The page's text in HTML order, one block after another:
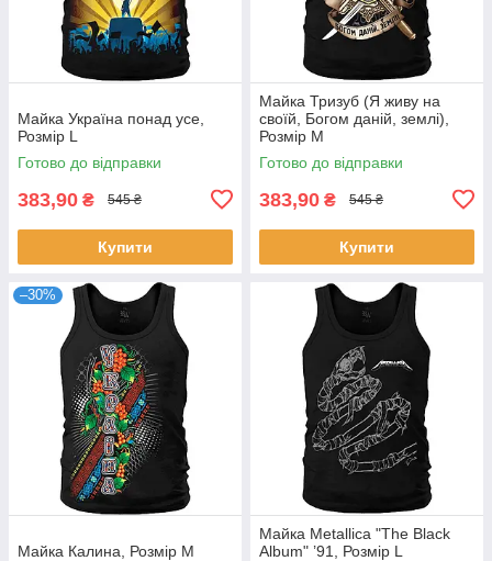
Майка Україна понад усе,
Розмір L
Готово до відправки
383,90 ₴ 545 ₴
Купити
Майка Тризуб (Я живу на
своїй, Богом даній, землі),
Розмір M
Готово до відправки
383,90 ₴ 545 ₴
Купити
–30%
Майка Калина, Розмір M
Майка Metallica "The Black
Album" ’91, Розмір L